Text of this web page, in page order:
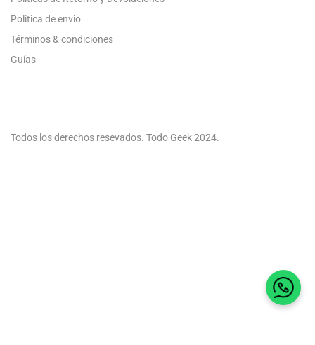
Politica de envio
Términos & condiciones
Guías
Todos los derechos resevados. Todo Geek 2024.
Habla